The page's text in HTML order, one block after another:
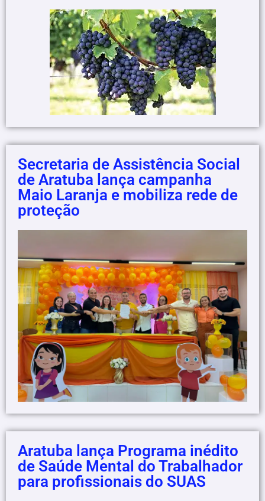
Secretaria de Assistência Social
de Aratuba lança campanha
Maio Laranja e mobiliza rede de
proteção
Aratuba lança Programa inédito
de Saúde Mental do Trabalhador
para profissionais do SUAS